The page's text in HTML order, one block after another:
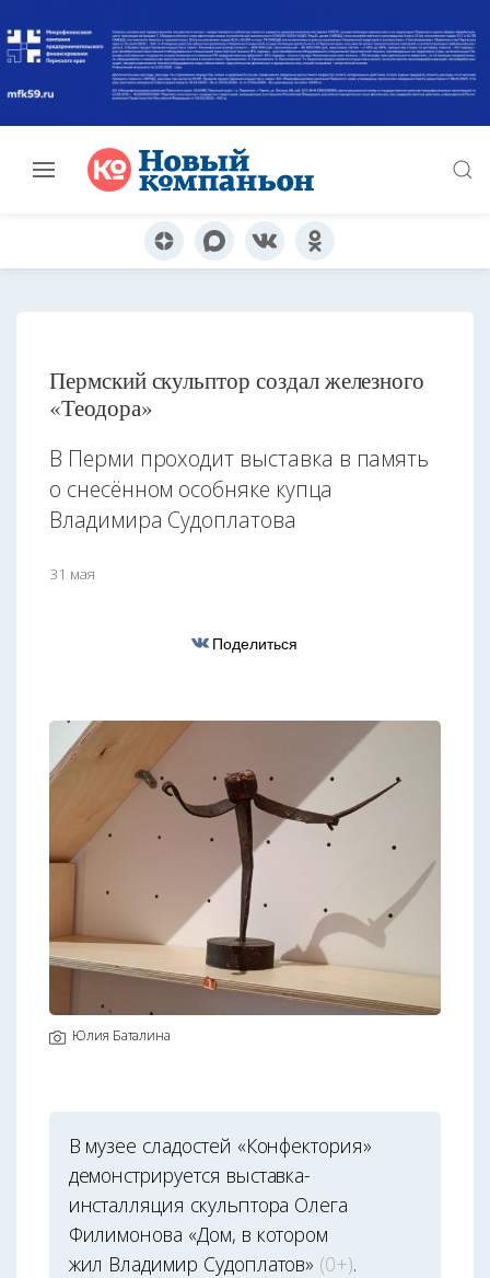
Пермский скульптор создал железного
«Теодора»
В Перми проходит выставка в память
о снесённом особняке купца
Владимира Судоплатова
31 мая
Поделиться
Юлия Баталина
В музее сладостей «Конфектория»
демонстрируется выставка-
инсталляция скульптора Олега
Филимонова «Дом, в котором
жил Владимир Судоплатов» (0+).